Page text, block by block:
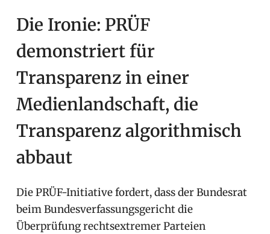
Die Ironie: PRÜF
demonstriert für
Transparenz in einer
Medienlandschaft, die
Transparenz algorithmisch
abbaut
Die PRÜF-Initiative fordert, dass der Bundesrat
beim Bundesverfassungsgericht die
Überprüfung rechtsextremer Parteien